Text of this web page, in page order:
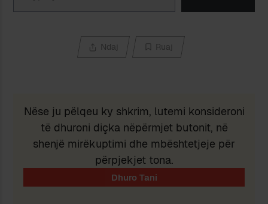
Ndaj Ruaj
Nëse ju pëlqeu ky shkrim, lutemi konsideroni
të dhuroni diçka nëpërmjet butonit, në
shenjë mirëkuptimi dhe mbështetjeje për
përpjekjet tona.